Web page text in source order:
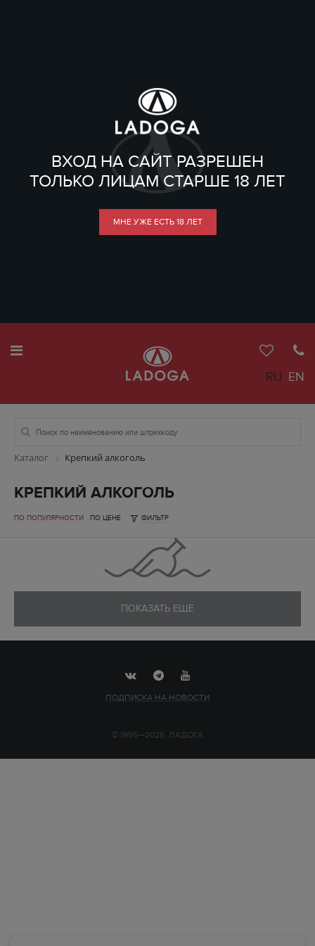
ВХОД НА САЙТ РАЗРЕШЕН
ТОЛЬКО ЛИЦАМ СТАРШЕ 18 ЛЕТ
МНЕ УЖЕ ЕСТЬ 18 ЛЕТ
RU EN
Каталог Крепкий алкоголь
КРЕПКИЙ АЛКОГОЛЬ
ПО ПОПУЛЯРНОСТИ ПО ЦЕНЕ ФИЛЬТР
ПОКАЗАТЬ ЕЩЕ
ПОДПИСКА НА НОВОСТИ
© 1995—2026, ЛАДОГА